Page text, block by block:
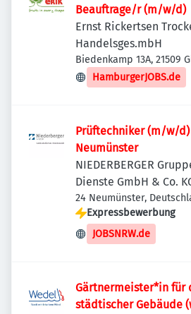
Beauftrage/r (m/w/d)
Ernst Rickertsen
Handelsges.mbH
Biedenkamp 13A, 21509
HamburgerJOBS.de
Prüftechniker (m/w/d)
Neumünster
NIEDERBERGER
Dienste GmbH & Co.
24 Neumünster,
Expressbewerbung
JOBSNRW.de
Gärtnermeister*in für
städtischer Gebäude